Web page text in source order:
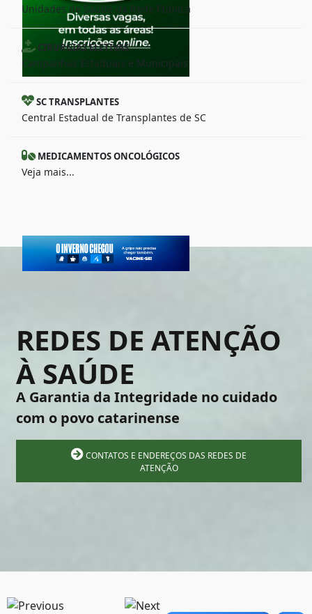
Unidades de Saúde da Rede Pública
CIRURGIAS ELETIVAS
Campanhas Estaduais e Municipais
SC TRANSPLANTES
Central Estadual de Transplantes de SC
MEDICAMENTOS ONCOLÓGICOS
Veja mais...
REDES DE ATENÇÃO
À SAÚDE
A Garantia da Integridade no cuidado
com o povo catarinense
CONTATOS E ENDEREÇOS DAS REDES DE
ATENÇÃO